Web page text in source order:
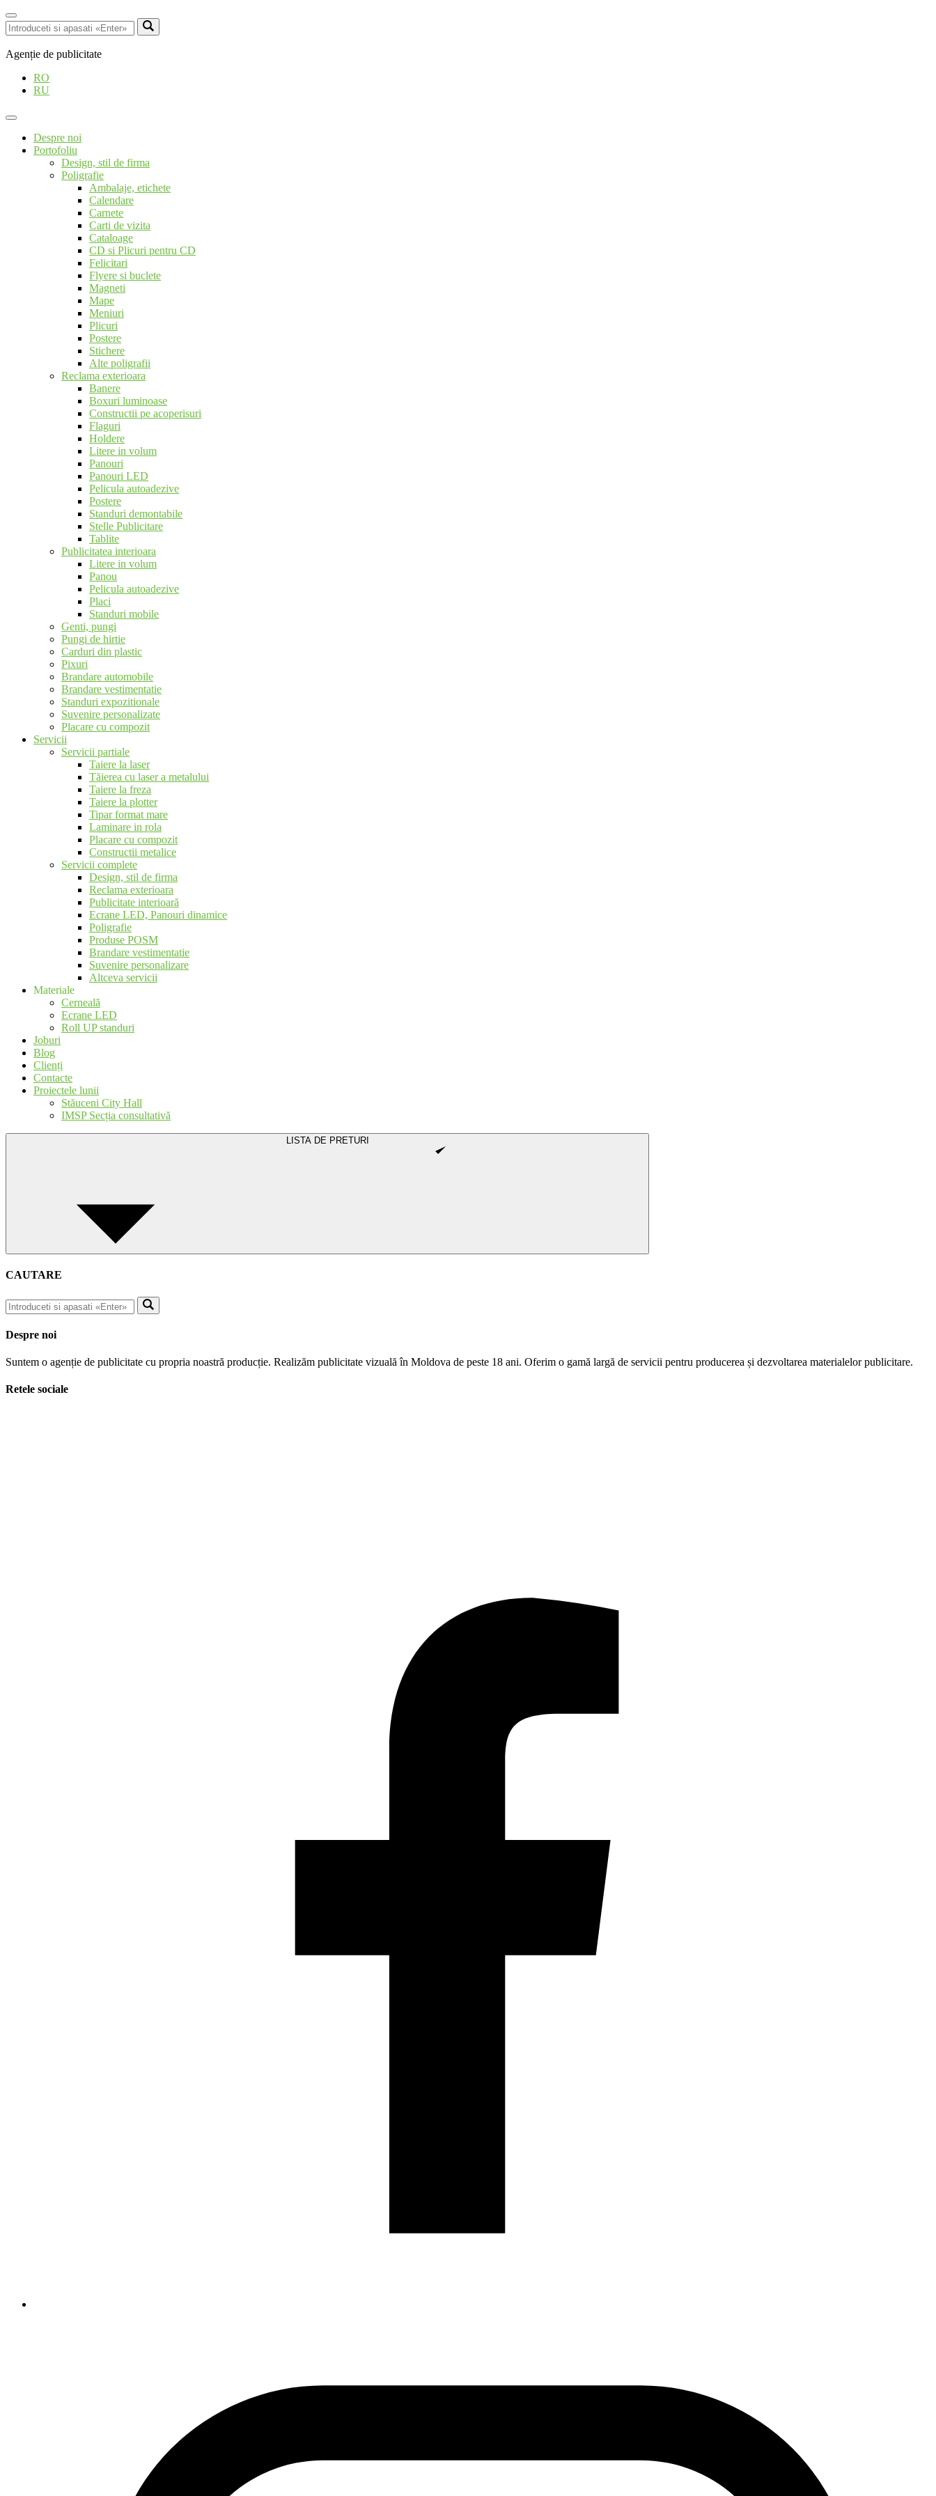
Agenție de publicitate
RO
RU
Despre noi
Portofoliu
Design, stil de firma
Poligrafie
Ambalaje, etichete
Calendare
Carnete
Carti de vizita
Cataloage
CD si Plicuri pentru CD
Felicitari
Flyere si buclete
Magneti
Mape
Meniuri
Plicuri
Postere
Stichere
Alte poligrafii
Reclama exterioara
Banere
Boxuri luminoase
Constructii pe acoperisuri
Flaguri
Holdere
Litere in volum
Panouri
Panouri LED
Pelicula autoadezive
Postere
Standuri demontabile
Stelle Publicitare
Tablite
Publicitatea interioara
Litere in volum
Panou
Pelicula autoadezive
Placi
Standuri mobile
Genti, pungi
Pungi de hirtie
Carduri din plastic
Pixuri
Brandare automobile
Brandare vestimentatie
Standuri expozitionale
Suvenire personalizate
Placare cu compozit
Servicii
Servicii partiale
Taiere la laser
Tăierea cu laser a metalului
Taiere la freza
Taiere la plotter
Tipar format mare
Laminare in rola
Placare cu compozit
Constructii metalice
Servicii complete
Design, stil de firma
Reclama exterioara
Publicitate interioară
Ecrane LED, Panouri dinamice
Poligrafie
Produse POSM
Brandare vestimentatie
Suvenire personalizare
Altceva servicii
Materiale
Cerneală
Ecrane LED
Roll UP standuri
Joburi
Blog
Clienți
Contacte
Proiectele lunii
Stăuceni City Hall
IMSP Secția consultativă
LISTA DE PRETURI
CAUTARE
Despre noi
Suntem o agenție de publicitate cu propria noastră producție. Realizăm publicitate vizuală în Moldova de peste 18 ani. Oferim o gamă largă de servicii pentru producerea și dezvoltarea materialelor publicitare.
Retele sociale